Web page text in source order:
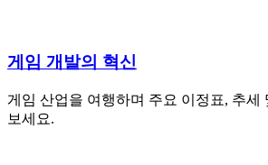
게임 개발의 혁신
게임 산업을 여행하며 주요 이정표, 추세
보세요.